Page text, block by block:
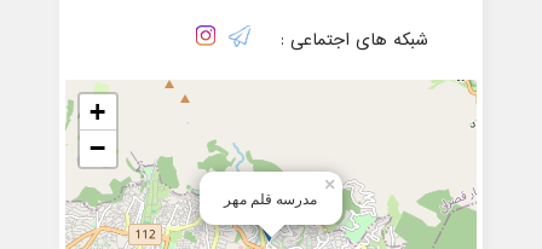
شبکه های اجتماعی :
مدرسه قلم مهر
×
+
−